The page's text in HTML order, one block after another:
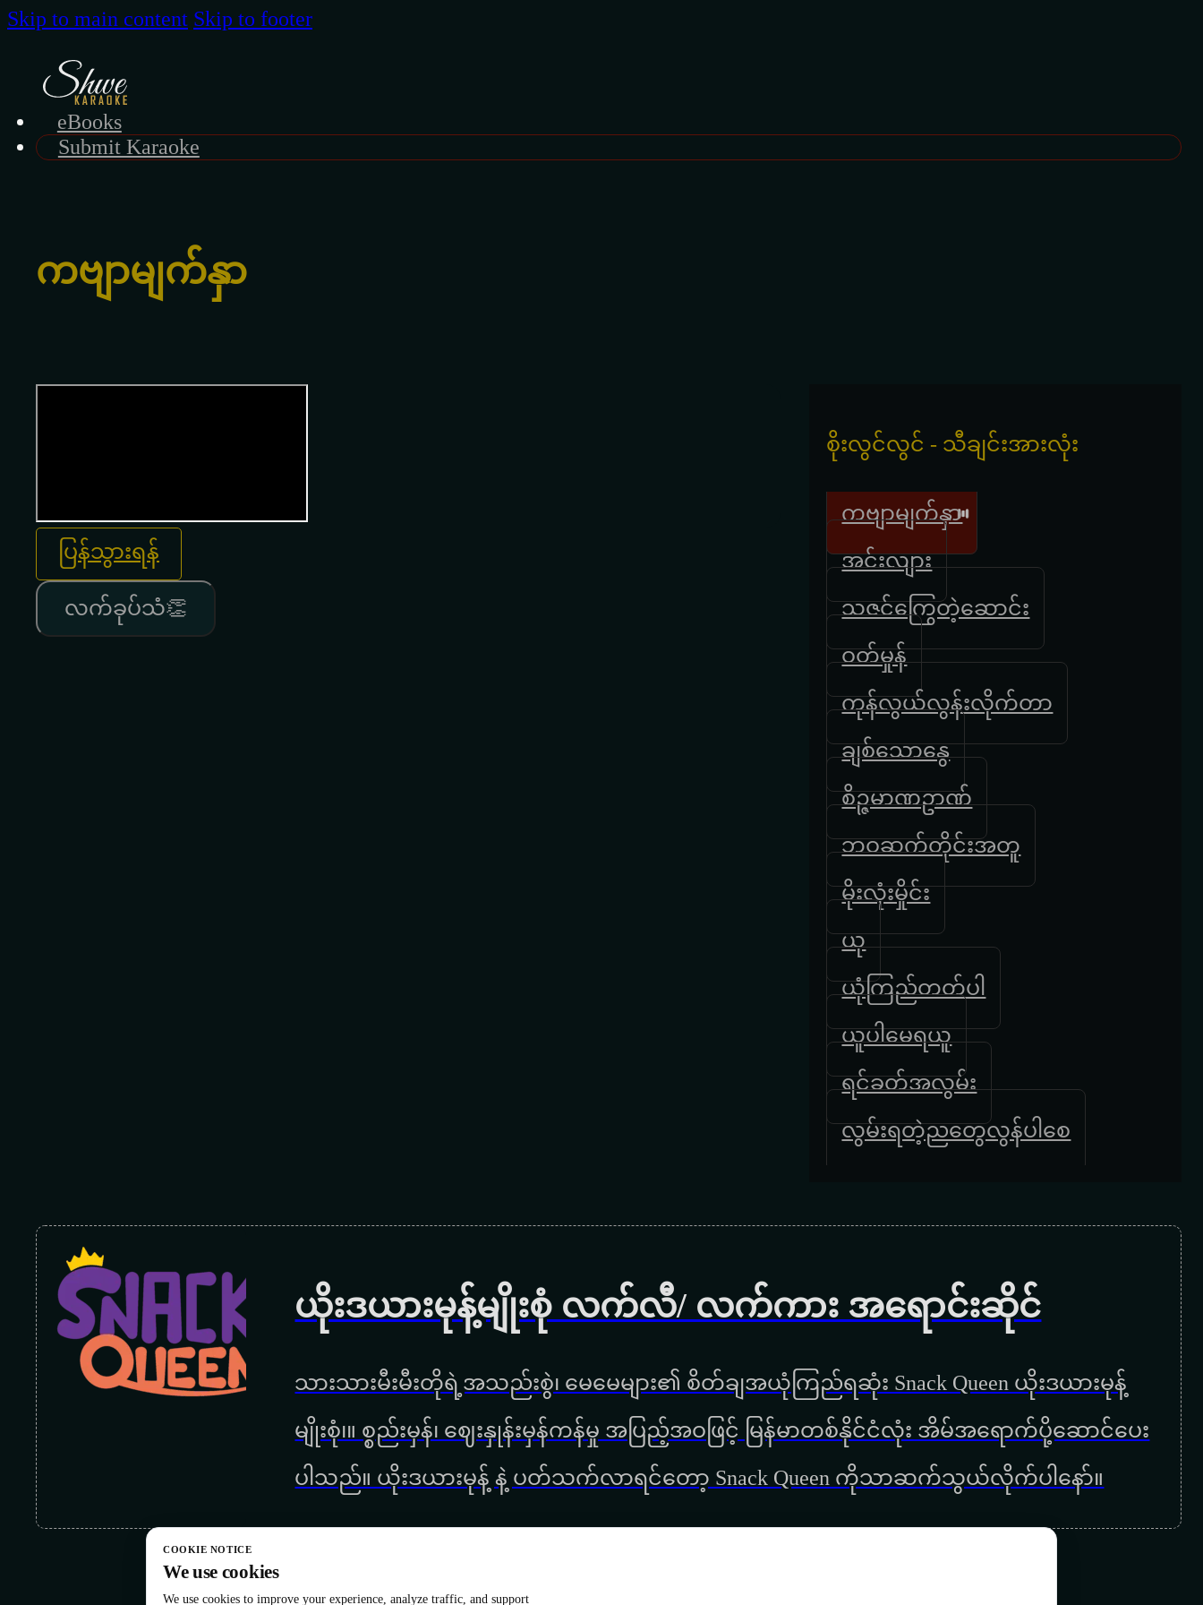
Skip to main content Skip to footer
eBooks
Submit Karaoke
ကဗျာမျက်နှာ
ပြန်သွားရန်
လက်ခုပ်သံ👏
စိုးလွင်လွင် - သီချင်းအားလုံး
ကဗျာမျက်နှာ
အင်းလျား
သဇင်ကြွေတဲ့ဆောင်း
ဝတ်မှုန်
ကုန်လွယ်လွန်းလိုက်တာ
ချစ်သောနွေ
စိဉ္ဇမာဏဥာဏ်
ဘဝဆက်တိုင်းအတူ
မိုးလုံးမှိုင်း
ယု
ယုံကြည်တတ်ပါ
ယူပါမေရယူ
ရင်ခတ်အလွမ်း
လွမ်းရတဲ့ညတွေလွန်ပါစေ
ယိုးဒယားမုန့်မျိုးစုံ လက်လီ/ လက်ကား အရောင်းဆိုင်
သားသားမီးမီးတိုရဲ့အသည်းစွဲ၊ မေမေများ၏ စိတ်ချအယုံကြည်ရဆုံး Snack Queen ယိုးဒယားမုန့်
မျိုးစုံ၊။ စ္စည်းမှန်၊ ‌ဈေးနှုန်းမှန်ကန်မှု အပြည့်အဝဖြင့် မြန်မာတစ်နိုင်ငံလုံး အိမ်အရောက်ပို့ဆောင်ပေး
ပါသည်။ ယိုးဒယားမုန့် နဲ့ ပတ်သက်လာရင်တော့ Snack Queen ကိုသာဆက်သွယ်လိုက်ပါနော်။
COOKIE NOTICE
We use cookies
We use cookies to improve your experience, analyze traffic, and support